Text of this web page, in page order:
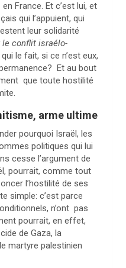
France. Et c’est lui, et
qui l’appuient, qui
leur solidarité
le conflit israélo-
qui le fait, si ce n’est eux,
Et au bout
que toute hostilité
arme ultime
pourquoi Israël, les
politiques qui lui
cesse l’argument de
pourrait, comme tout
l’hostilité de ses
simple: c’est parce
n’ont pas
pourrait, en effet,
de Gaza, la
martyre palestinien